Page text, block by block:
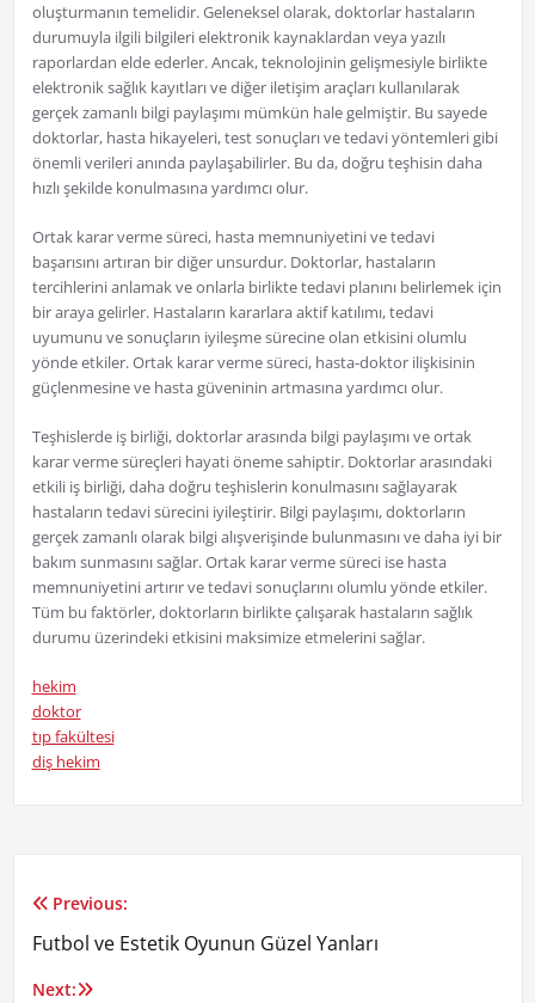
oluşturmanın temelidir. Geleneksel olarak, doktorlar hastaların
durumuyla ilgili bilgileri elektronik kaynaklardan veya yazılı
raporlardan elde ederler. Ancak, teknolojinin gelişmesiyle birlikte
elektronik sağlık kayıtları ve diğer iletişim araçları kullanılarak
gerçek zamanlı bilgi paylaşımı mümkün hale gelmiştir. Bu sayede
doktorlar, hasta hikayeleri, test sonuçları ve tedavi yöntemleri gibi
önemli verileri anında paylaşabilirler. Bu da, doğru teşhisin daha
hızlı şekilde konulmasına yardımcı olur.
Ortak karar verme süreci, hasta memnuniyetini ve tedavi
başarısını artıran bir diğer unsurdur. Doktorlar, hastaların
tercihlerini anlamak ve onlarla birlikte tedavi planını belirlemek için
bir araya gelirler. Hastaların kararlara aktif katılımı, tedavi
uyumunu ve sonuçların iyileşme sürecine olan etkisini olumlu
yönde etkiler. Ortak karar verme süreci, hasta-doktor ilişkisinin
güçlenmesine ve hasta güveninin artmasına yardımcı olur.
Teşhislerde iş birliği, doktorlar arasında bilgi paylaşımı ve ortak
karar verme süreçleri hayati öneme sahiptir. Doktorlar arasındaki
etkili iş birliği, daha doğru teşhislerin konulmasını sağlayarak
hastaların tedavi sürecini iyileştirir. Bilgi paylaşımı, doktorların
gerçek zamanlı olarak bilgi alışverişinde bulunmasını ve daha iyi bir
bakım sunmasını sağlar. Ortak karar verme süreci ise hasta
memnuniyetini artırır ve tedavi sonuçlarını olumlu yönde etkiler.
Tüm bu faktörler, doktorların birlikte çalışarak hastaların sağlık
durumu üzerindeki etkisini maksimize etmelerini sağlar.
hekim
doktor
tıp fakültesi
diş hekim
Yazı
gezinmesi
Previous:
Futbol ve Estetik Oyunun Güzel Yanları
Next: